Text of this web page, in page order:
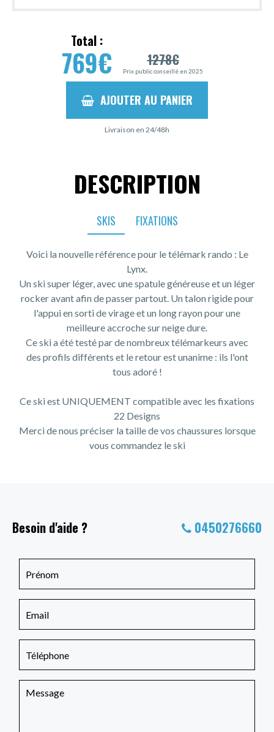
Total :
769€ 1278€
Prix public conseillé en 2025
AJOUTER AU PANIER
Livraison en 24/48h
DESCRIPTION
SKIS FIXATIONS
Voici la nouvelle référence pour le télémark rando : Le
Lynx.
Un ski super léger, avec une spatule généreuse et un léger
rocker avant afin de passer partout. Un talon rigide pour
l'appui en sorti de virage et un long rayon pour une
meilleure accroche sur neige dure.
Ce ski a été testé par de nombreux télémarkeurs avec
des profils différents et le retour est unanime : ils l'ont
tous adoré !
Ce ski est UNIQUEMENT compatible avec les fixations
22 Designs
Merci de nous préciser la taille de vos chaussures lorsque
vous commandez le ski
Besoin d'aide ? 0450276660